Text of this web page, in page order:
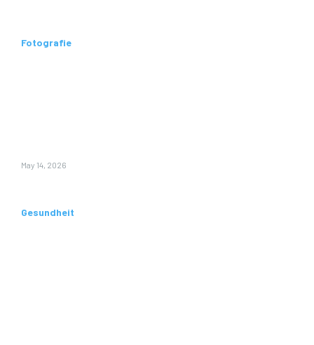
Fotografie
May 14, 2026
Gesundheit